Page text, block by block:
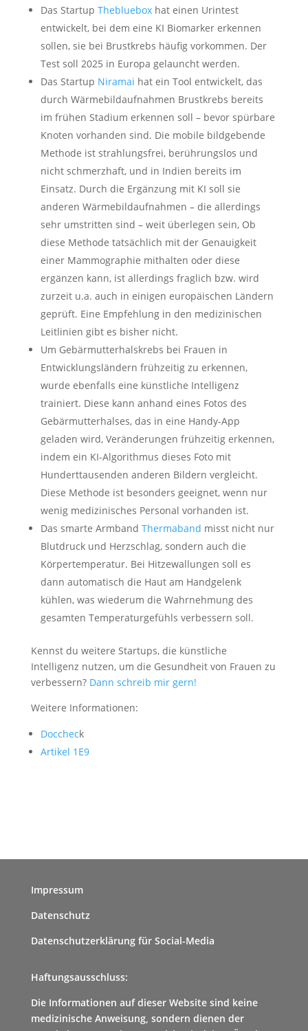
Das Startup Theblueboxhat einen Urintest
entwickelt, bei dem eine KI Biomarker erkennen
sollen, sie bei Brustkrebs häufig vorkommen. Der
Test soll 2025 in Europa gelauncht werden.
Das Startup Niramai hat ein Tool entwickelt, das
durch Wärmebildaufnahmen Brustkrebs bereits
im frühen Stadium erkennen soll – bevor spürbare
Knoten vorhanden sind. Die mobile bildgebende
Methode ist strahlungsfrei, berührungslos und
nicht schmerzhaft, und in Indien bereits im
Einsatz. Durch die Ergänzung mit KI soll sie
anderen Wärmebildaufnahmen – die allerdings
sehr umstritten sind – weit überlegen sein, Ob
diese Methode tatsächlich mit der Genauigkeit
einer Mammographie mithalten oder diese
ergänzen kann, ist allerdings fraglich bzw. wird
zurzeit u.a. auch in einigen europäischen Ländern
geprüft. Eine Empfehlung in den medizinischen
Leitlinien gibt es bisher nicht.
Um Gebärmutterhalskrebs bei Frauen in
Entwicklungsländern frühzeitig zu erkennen,
wurde ebenfalls eine künstliche Intelligenz
trainiert. Diese kann anhand eines Fotos des
Gebärmutterhalses, das in eine Handy-App
geladen wird, Veränderungen frühzeitig erkennen,
indem ein KI-Algorithmus dieses Foto mit
Hunderttausenden anderen Bildern vergleicht.
Diese Methode ist besonders geeignet, wenn nur
wenig medizinisches Personal vorhanden ist.
Das smarte Armband Thermaband misst nicht nur
Blutdruck und Herzschlag, sondern auch die
Körpertemperatur. Bei Hitzewallungen soll es
dann automatisch die Haut am Handgelenk
kühlen, was wiederum die Wahrnehmung des
gesamten Temperaturgefühls verbessern soll.
Kennst du weitere Startups, die künstliche
Intelligenz nutzen, um die Gesundheit von Frauen zu
verbessern? Dann schreib mir gern!
Weitere Informationen:
Doccheck
Artikel 1E9
Impressum
Datenschutz
Datenschutzerklärung für Social-Media
Haftungsausschluss:
Die Informationen auf dieser Website sind keine
medizinische Anweisung, sondern dienen der